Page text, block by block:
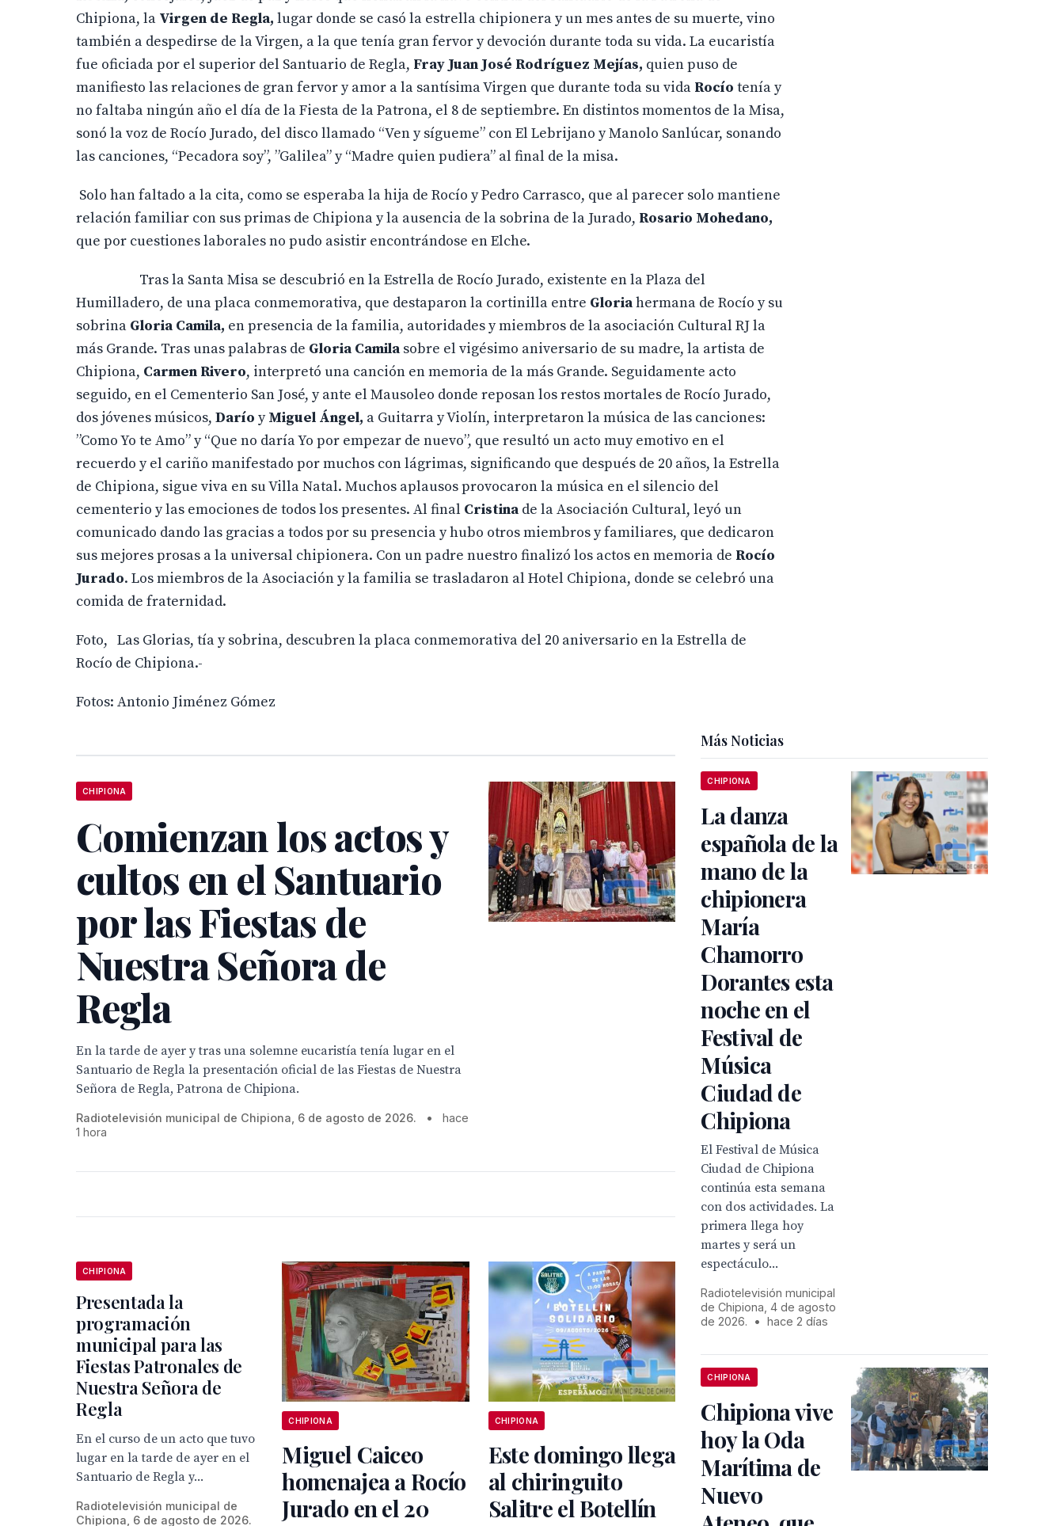
Chipiona, la Virgen de Regla, lugar donde se casó la estrella chipionera y un mes antes de su muerte, vino
también a despedirse de la Virgen, a la que tenía gran fervor y devoción durante toda su vida. La eucaristía
fue oficiada por el superior del Santuario de Regla, Fray Juan José Rodríguez Mejías, quien puso de
manifiesto las relaciones de gran fervor y amor a la santísima Virgen que durante toda su vida Rocío tenía y
no faltaba ningún año el día de la Fiesta de la Patrona, el 8 de septiembre. En distintos momentos de la Misa,
sonó la voz de Rocío Jurado, del disco llamado “Ven y sígueme” con El Lebrijano y Manolo Sanlúcar, sonando
las canciones, “Pecadora soy”, ”Galilea” y “Madre quien pudiera” al final de la misa.
Solo han faltado a la cita, como se esperaba la hija de Rocío y Pedro Carrasco, que al parecer solo mantiene
relación familiar con sus primas de Chipiona y la ausencia de la sobrina de la Jurado, Rosario Mohedano,
que por cuestiones laborales no pudo asistir encontrándose en Elche.
Tras la Santa Misa se descubrió en la Estrella de Rocío Jurado, existente en la Plaza del
Humilladero, de una placa conmemorativa, que destaparon la cortinilla entre Gloriahermana de Rocío y su
sobrina Gloria Camila, en presencia de la familia, autoridades y miembros de la asociación Cultural RJ la
más Grande. Tras unas palabras de Gloria Camila sobre el vigésimo aniversario de su madre, la artista de
Chipiona, Carmen Rivero, interpretó una canción en memoria de la más Grande. Seguidamente acto
seguido, en el Cementerio San José, y ante el Mausoleo donde reposan los restos mortales de Rocío Jurado,
dos jóvenes músicos, Darío yMiguel Ángel, a Guitarra y Violín, interpretaron la música de las canciones:
”Como Yo te Amo” y “Que no daría Yo por empezar de nuevo”, que resultó un acto muy emotivo en el
recuerdo y el cariño manifestado por muchos con lágrimas, significando que después de 20 años, la Estrella
de Chipiona, sigue viva en su Villa Natal. Muchos aplausos provocaron la música en el silencio del
cementerio y las emociones de todos los presentes. Al final Cristina de la Asociación Cultural, leyó un
comunicado dando las gracias a todos por su presencia y hubo otros miembros y familiares, que dedicaron
sus mejores prosas a la universal chipionera. Con un padre nuestro finalizó los actos en memoria de Rocío
Jurado. Los miembros de la Asociación y la familia se trasladaron al Hotel Chipiona, donde se celebró una
comida de fraternidad.
Foto, Las Glorias, tía y sobrina, descubren la placa conmemorativa del 20 aniversario en la Estrella de
Rocío de Chipiona.-
Fotos: Antonio Jiménez Gómez
CHIPIONA
Comienzan los actos y
cultos en el Santuario
por las Fiestas de
Nuestra Señora de
Regla
En la tarde de ayer y tras una solemne eucaristía tenía lugar en el
Santuario de Regla la presentación oficial de las Fiestas de Nuestra
Señora de Regla, Patrona de Chipiona.
Radiotelevisión municipal de Chipiona, 6 de agosto de 2026. •
hace
1 hora
CHIPIONA
Presentada la
programación
municipal para las
Fiestas Patronales de
Nuestra Señora de
Regla
En el curso de un acto que tuvo
lugar en la tarde de ayer en el
Santuario de Regla y...
Radiotelevisión municipal de
Chipiona, 6 de agosto de 2026.
CHIPIONA
Miguel Caiceo
homenajea a Rocío
Jurado en el 20
CHIPIONA
Este domingo llega
al chiringuito
Salitre el Botellín
Más Noticias
CHIPIONA
La danza
española de la
mano de la
chipionera
María
Chamorro
Dorantes esta
noche en el
Festival de
Música
Ciudad de
Chipiona
El Festival de Música
Ciudad de Chipiona
continúa esta semana
con dos actividades. La
primera llega hoy
martes y será un
espectáculo...
Radiotelevisión municipal
de Chipiona, 4 de agosto
de 2026.
• hace 2 días
CHIPIONA
Chipiona vive
hoy la Oda
Marítima de
Nuevo